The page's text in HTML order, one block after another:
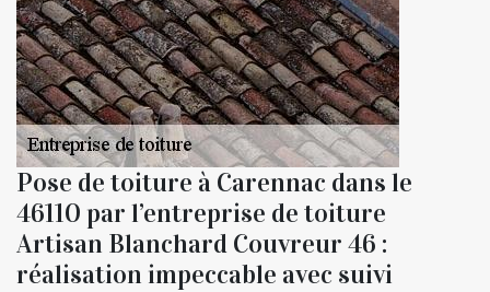
Pose de toiture à Carennac dans le
46110 par l’entreprise de toiture
Artisan Blanchard Couvreur 46 :
réalisation impeccable avec suivi